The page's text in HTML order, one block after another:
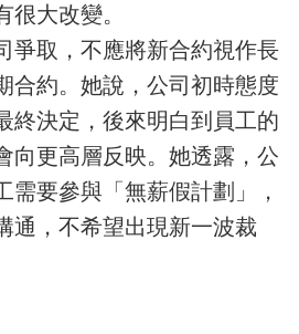
很大改變。
爭取，不應將新合約視作長
合約。她說，公司初時態度
終決定，後來明白到員工的
向更高層反映。她透露，公
需要參與「無薪假計劃」，
通，不希望出現新一波裁